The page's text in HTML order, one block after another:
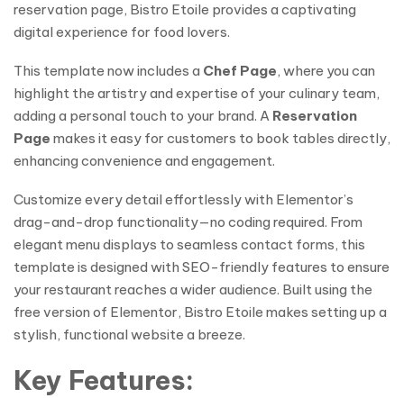
reservation page, Bistro Etoile provides a captivating
digital experience for food lovers.
This template now includes a Chef Page, where you can
highlight the artistry and expertise of your culinary team,
adding a personal touch to your brand. A Reservation
Page makes it easy for customers to book tables directly,
enhancing convenience and engagement.
Customize every detail effortlessly with Elementor’s
drag-and-drop functionality—no coding required. From
elegant menu displays to seamless contact forms, this
template is designed with SEO-friendly features to ensure
your restaurant reaches a wider audience. Built using the
free version of Elementor, Bistro Etoile makes setting up a
stylish, functional website a breeze.
Key Features: